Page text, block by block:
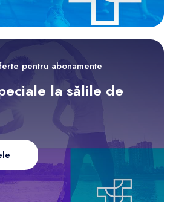
pentru abonamente
la sălile de